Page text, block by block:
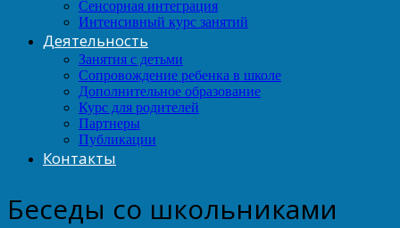
Сенсорная интеграция
Интенсивный курс занятий
Деятельность
Занятия с детьми
Сопровождение ребенка в школе
Дополнительное образование
Курс для родителей
Партнеры
Публикации
Контакты
Беседы со школьниками